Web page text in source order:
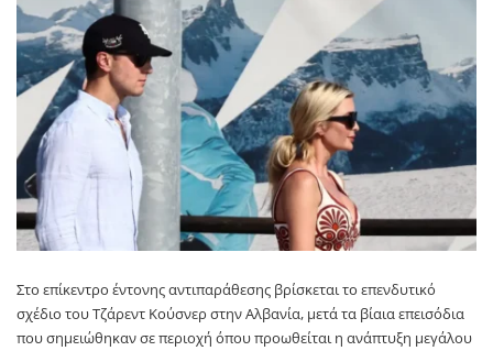
Στο επίκεντρο έντονης αντιπαράθεσης βρίσκεται το επενδυτικό
σχέδιο του Τζάρεντ Κούσνερ στην Αλβανία, μετά τα βίαια επεισόδια
που σημειώθηκαν σε περιοχή όπου προωθείται η ανάπτυξη μεγάλου